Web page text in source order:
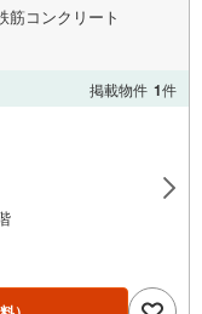
筋コンクリート
掲載物件 1件